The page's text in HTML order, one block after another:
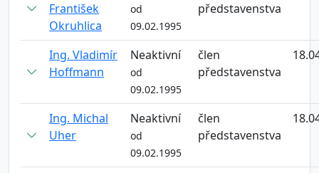
František
Okruhlica
od
09.02.1995
představenstva
Ing. Vladimír
Hoffmann
Neaktivní
od
09.02.1995
člen
představenstva
Ing. Michal
Uher
Neaktivní
od
09.02.1995
člen
představenstva